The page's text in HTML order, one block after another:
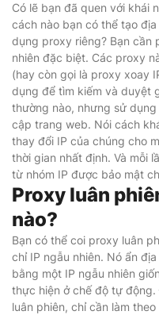
Có lẽ bạn đã quen với khái
cách nào bạn có thể tạo
dụng proxy riêng? Bạn cần
nhiên đặc biệt. Các proxy
(hay còn gọi là proxy xoay
dụng để tìm kiếm và duyệt
thường nào, nhưng sử
cập trang web. Nói cách
thay đổi IP của chúng cho
thời gian nhất định. Và mỗi
từ nhóm IP được bảo mật
Proxy luân
nào?
Bạn có thể coi proxy luân
chỉ IP ngẫu nhiên. Nó ẩn
bằng một IP ngẫu nhiên
thực hiện ở chế độ tự
luân phiên, chỉ cần làm